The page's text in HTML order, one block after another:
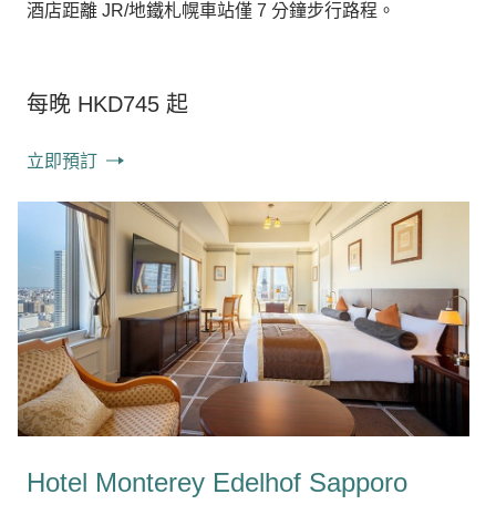
酒店距離 JR/地鐵札幌車站僅 7 分鐘步行路程。
每晚 HKD745 起
立即預訂
Hotel Monterey Edelhof Sapporo